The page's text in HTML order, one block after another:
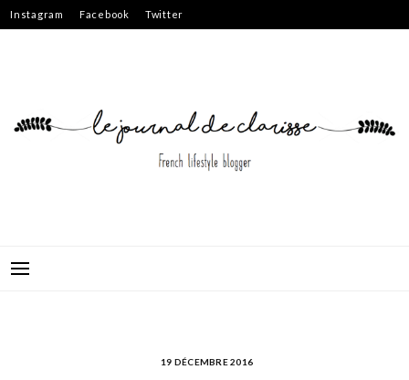
Skip
to
Instagram Facebook Twitter
19 DÉCEMBRE 2016